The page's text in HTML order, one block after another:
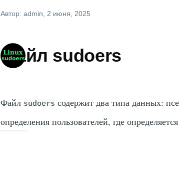
Автор:admin , 2 июня, 2025
Файл sudoers
Файл sudoers содержит два типа данных:
определения пользователей, где